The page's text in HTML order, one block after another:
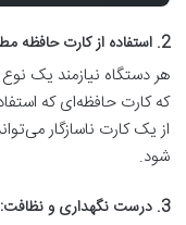
2. استفاده از کارت حافظه
هر دستگاه نیازمند یک
که کارت حافظه‌ای که
از یک کارت ناسازگار
شود.
3. درست نگهداری و نظافت: